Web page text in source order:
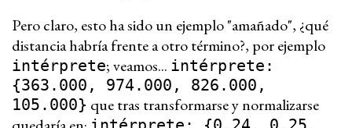
Pero claro, esto ha sido un ejemplo "amañado", ¿qué
distancia habría frente a otro término?, por ejemplo
intérprete; veamos... intérprete:
{363.000, 974.000, 826.000,
105.000} que tras transformarse y normalizarse